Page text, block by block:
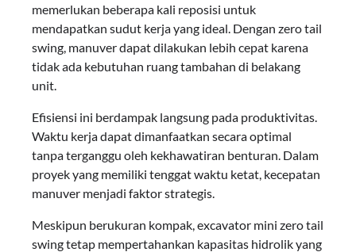
memerlukan beberapa kali reposisi untuk
mendapatkan sudut kerja yang ideal. Dengan zero tail
swing, manuver dapat dilakukan lebih cepat karena
tidak ada kebutuhan ruang tambahan di belakang
unit.
Efisiensi ini berdampak langsung pada produktivitas.
Waktu kerja dapat dimanfaatkan secara optimal
tanpa terganggu oleh kekhawatiran benturan. Dalam
proyek yang memiliki tenggat waktu ketat, kecepatan
manuver menjadi faktor strategis.
Meskipun berukuran kompak, excavator mini zero tail
swing tetap mempertahankan kapasitas hidrolik yang